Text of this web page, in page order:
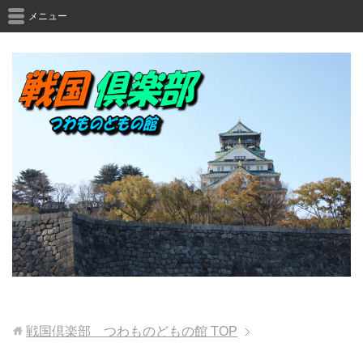
メニュー
戦国倶楽部 つわものどもの館 TOP